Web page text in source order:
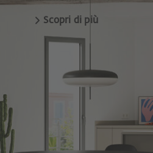
Scopri di più